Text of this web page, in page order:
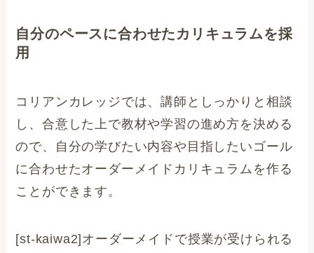
自分のペースに合わせたカリキュラムを採
用
コリアンカレッジでは、講師としっかりと相談
し、合意した上で教材や学習の進め方を決める
ので、自分の学びたい内容や目指したいゴール
に合わせたオーダーメイドカリキュラムを作る
ことができます。
[st-kaiwa2]オーダーメイドで授業が受けられる